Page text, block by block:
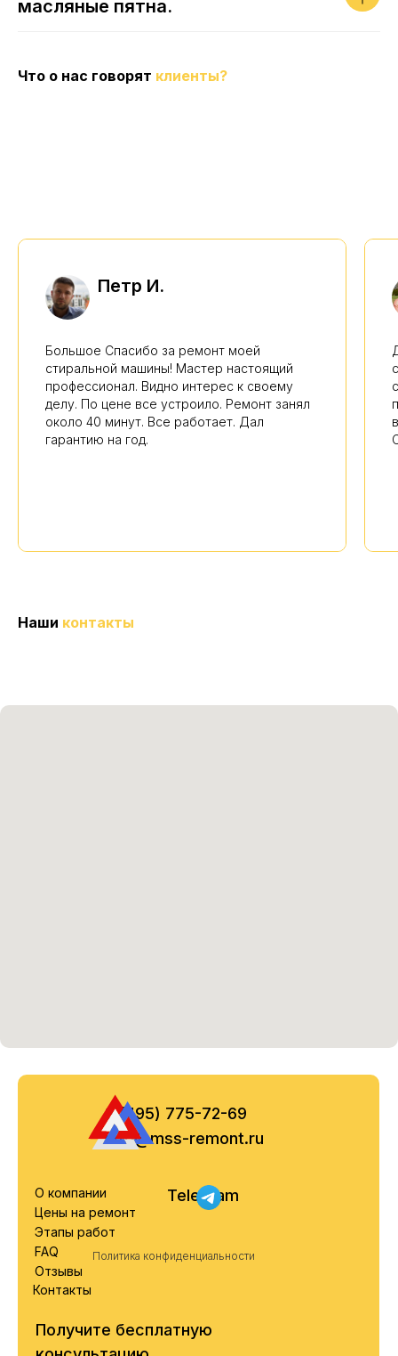
масляные пятна.
Что о нас говорят клиенты?
Петр И.
Большое Спасибо за ремонт моей
стиральной машины! Мастер настоящий
профессионал. Видно интерес к своему
делу. По цене все устроило. Ремонт занял
около 40 минут. Все работает. Дал
гарантию на год.
Наши контакты
Telegram
8 (495) 775-72-69
info@mss-remont.ru
Политика конфиденциальности
Цены на ремонт
Этапы работ
FAQ
Отзывы
О компании
Получите бесплатную
Контакты